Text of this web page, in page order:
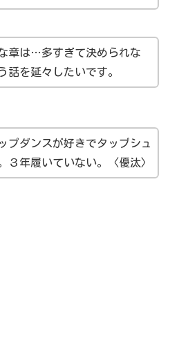
章は…多すぎて決められな
話を延々したいです。
プダンスが好きでタップシュ
３年履いていない。〈優汰〉